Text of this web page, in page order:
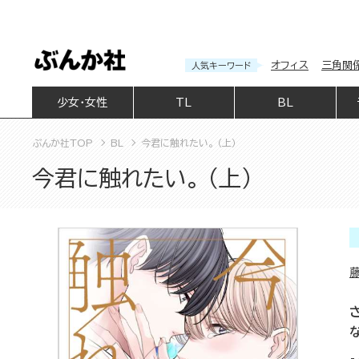
人気キーワード オフィス 三角関
少女・女性 BL
ぶんか社TOP BL 今君に触れたい。 （上）
今君に触れたい。 （上）